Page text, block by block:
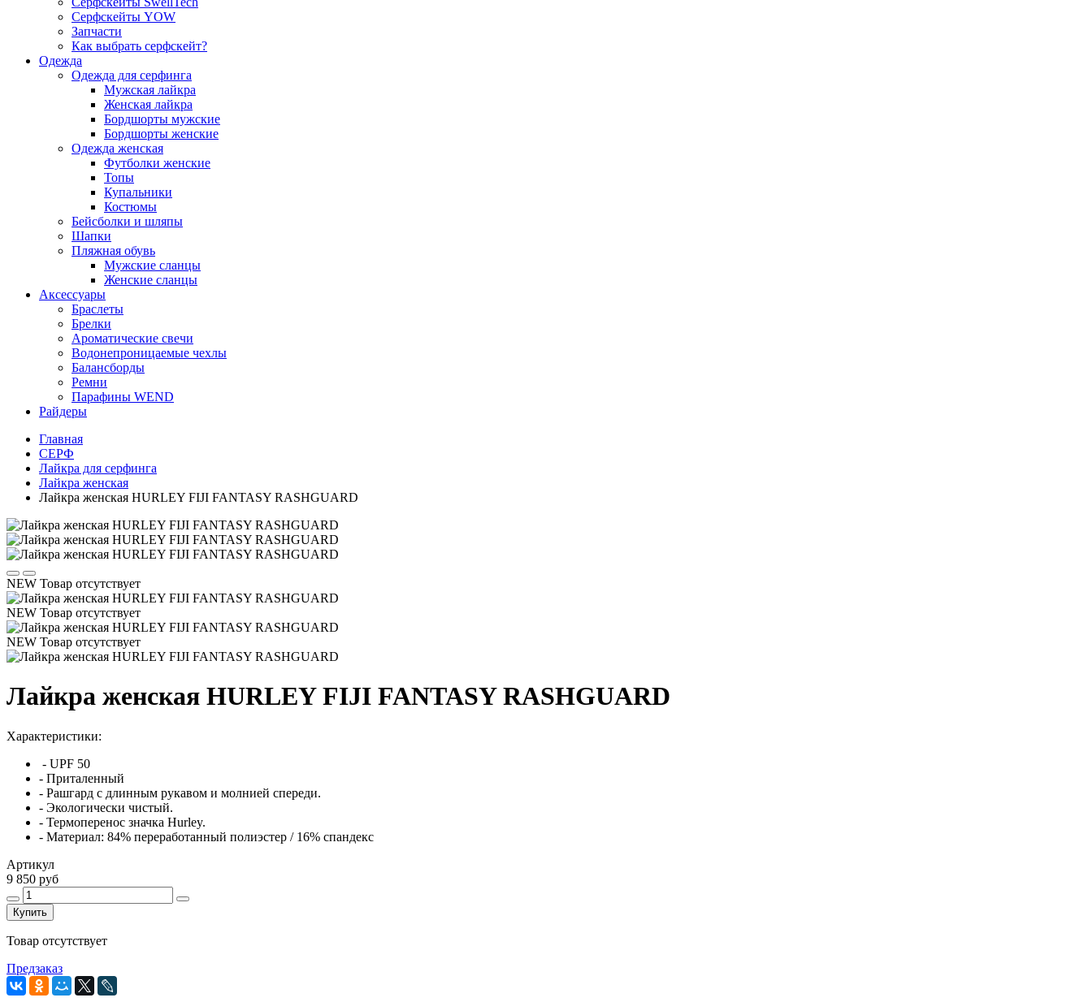
Серфскейты YOW
Запчасти
Как выбрать серфскейт?
Одежда
Одежда для серфинга
Мужская лайкра
Женская лайкра
Бордшорты мужские
Бордшорты женские
Одежда женская
Футболки женские
Топы
Купальники
Костюмы
Бейсболки и шляпы
Шапки
Пляжная обувь
Мужские сланцы
Женские сланцы
Аксессуары
Браслеты
Брелки
Ароматические свечи
Водонепроницаемые чехлы
Балансборды
Ремни
Парафины WEND
Райдеры
Главная
СЕРФ
Лайкра для серфинга
Лайкра женская
Лайкра женская HURLEY FIJI FANTASY RASHGUARD
NEW Товар отсутствует
NEW Товар отсутствует
NEW Товар отсутствует
Лайкра женская HURLEY FIJI FANTASY RASHGUARD
Характеристики:
- UPF 50
- Приталенный
- Рашгард с длинным рукавом и молнией спереди.
- Экологически чистый.
- Термоперенос значка Hurley.
- Материал: 84% переработанный полиэстер / 16% спандекс
Артикул
9 850 руб
Купить
Товар отсутствует
Предзаказ